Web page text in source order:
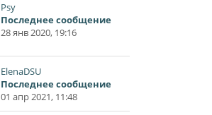
Psy
Последнее сообщение
28 янв 2020, 19:16
ElenaDSU
Последнее сообщение
01 апр 2021, 11:48